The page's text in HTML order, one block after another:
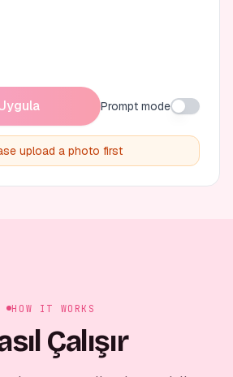
Prompt mode
upload a photo first
HOW IT WORKS
Çalışır